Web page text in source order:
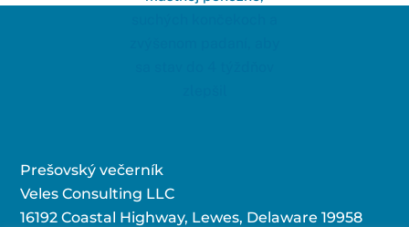
Prešovský večerník
Veles Consulting LLC
16192 Coastal Highway, Lewes, Delaware 19958